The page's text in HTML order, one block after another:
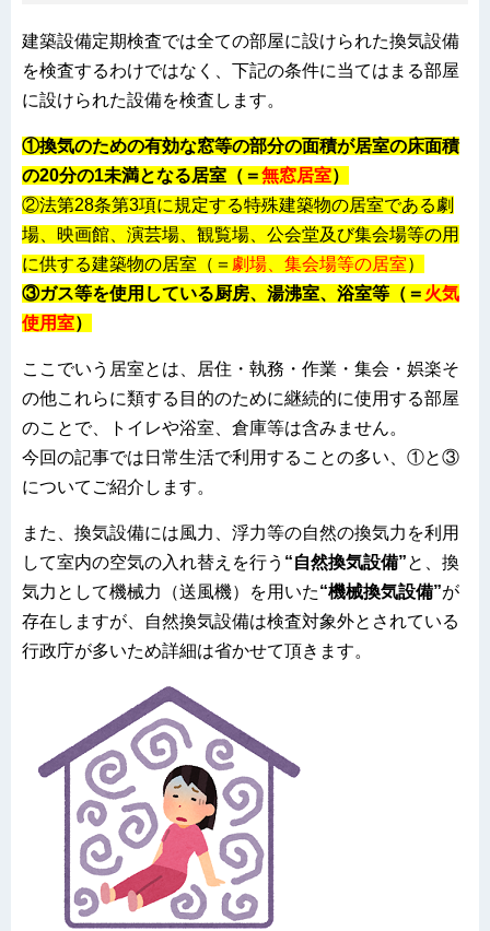
建築設備定期検査では全ての部屋に設けられた換気設備
を検査するわけではなく、下記の条件に当てはまる部屋
に設けられた設備を検査します。
①換気のための有効な窓等の部分の面積が居室の床面積
の20分の1未満となる居室（＝無窓居室）
②法第28条第3項に規定する特殊建築物の居室である劇
場、映画館、演芸場、観覧場、公会堂及び集会場等の用
に供する建築物の居室（＝ 劇場、集会場等の居室）
③ガス等を使用している厨房、湯沸室、浴室等（＝ 火気
使用室）
ここでいう居室とは、居住・執務・作業・集会・娯楽そ
の他これらに類する目的のために継続的に使用する部屋
のことで、トイレや浴室、倉庫等は含みません。
今回の記事では日常生活で利用することの多い、①と③
についてご紹介します。
また、換気設備には風力、浮力等の自然の換気力を利用
して室内の空気の入れ替えを行う “自然換気設備”と、換
気力として機械力（送風機）を用いた“機械換気設備”が
存在しますが、自然換気設備は検査対象外とされている
行政庁が多いため詳細は省かせて頂きます。